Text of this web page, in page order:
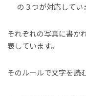
の３つが対応してい
それぞれの写真に書か
表しています。
そのルールで文字を読む